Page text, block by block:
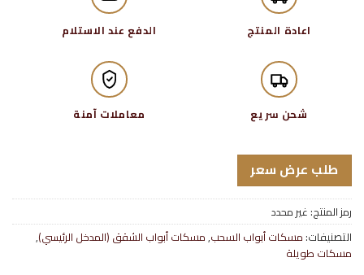
اعادة المنتج الدفع عند الاستلام
شحن سريع معاملات آمنة
طلب عرض سعر
رمز المنتج: غير محدد
التصنيفات: مسكات أبواب السحب,مسكات أبواب الشقق (المدخل الرئيسي),
مسكات طويلة